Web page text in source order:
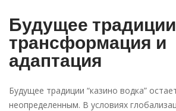
Будущее
трансформация и
адаптация
Будущее традиции “казино водка”
неопределенным. В условиях